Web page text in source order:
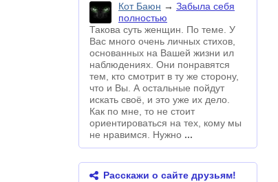
Кот Баюн → Забыла себя
полностью
Такова суть женщин. По теме. У
Вас много очень личных стихов,
основанных на Вашей жизни ил
наблюдениях. Они понравятся
тем, кто смотрит в ту же сторону,
что и Вы. А остальные пойдут
искать своё, и это уже их дело.
Как по мне, то не стоит
ориентироваться на тех, кому мы
не нравимся. Нужно
Расскажи о сайте друзьям!